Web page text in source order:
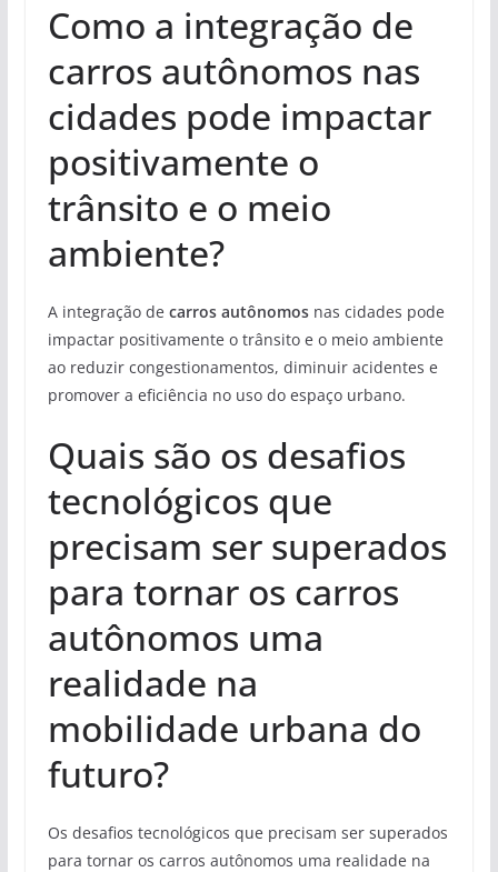
Como a integração de
carros autônomos nas
cidades pode impactar
positivamente o
trânsito e o meio
ambiente?
A integração de carros autônomosnas cidades pode
impactar positivamente o trânsito e o meio ambiente
ao reduzir congestionamentos, diminuir acidentes e
promover a eficiência no uso do espaço urbano.
Quais são os desafios
tecnológicos que
precisam ser superados
para tornar os carros
autônomos uma
realidade na
mobilidade urbana do
futuro?
Os desafios tecnológicos que precisam ser superados
para tornar os carros autônomos uma realidade na